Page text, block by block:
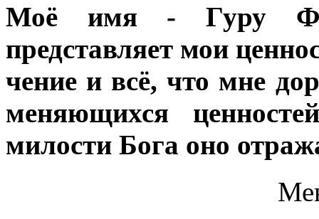
Моё имя - Гуру
представляет мои
чение и всё, что мне
меняющихся
милости Бога оно